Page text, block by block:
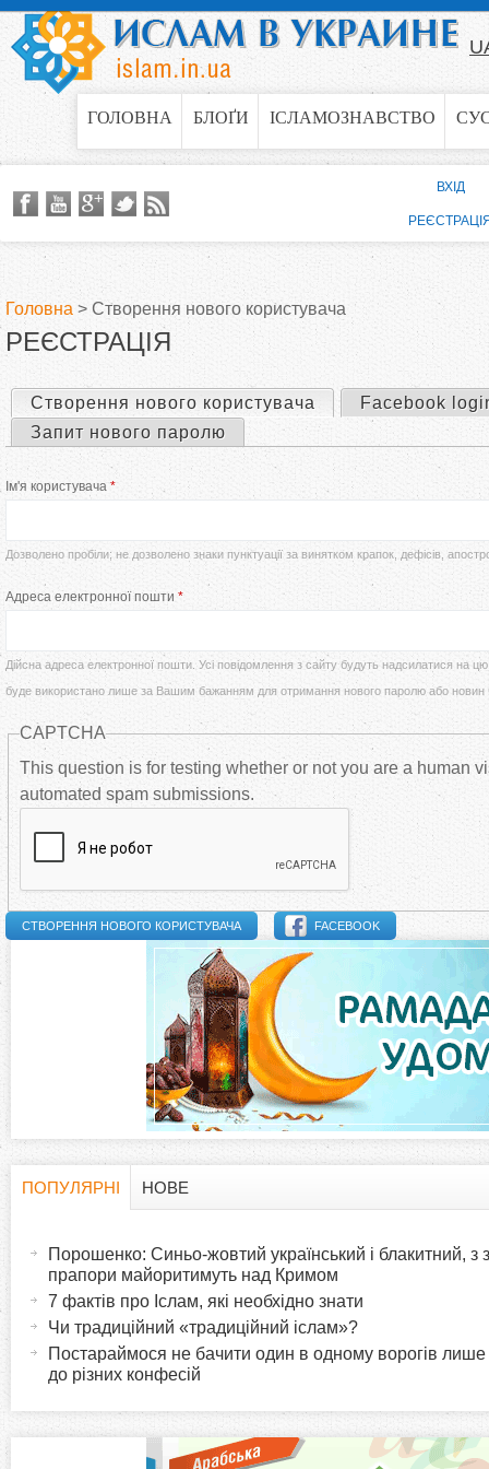
Jump to navigation
ГОЛОВНА БЛОҐИ ІСЛАМОЗНАВСТВО
В
є
у
т
Головна > Створення нового користувача
РЕЄСТРАЦІЯ
е
в
н
н
і
в
л
а
к
и
Створення нового користувача (активна вкладка)
Facebook
Запит нового паролю
Ім'я користувача *
Дозволено пробіли; не дозволено знаки пунктуації за винятком крапок, дефісів,
Адреса електронної пошти *
Дійсна адреса електронної пошти. Усі повідомлення з сайту будуть надсилатися на
буде використано лише за Вашим бажанням для отримання нового паролю або
CAPTCHA
This question is for testing whether or not you are a human
automated spam submissions.
FACEBOOK
ВХІД
ПОПУЛЯРНІ
в
НОВЕ
Порошенко: Синьо-жовтий український і блакитний, з
прапори майоритимуть над Кримом
7 фактів про Іслам, які необхідно знати
Чи традиційний «традиційний іслам»?
Постараймося не бачити один в одному ворогів лише
до різних конфесій